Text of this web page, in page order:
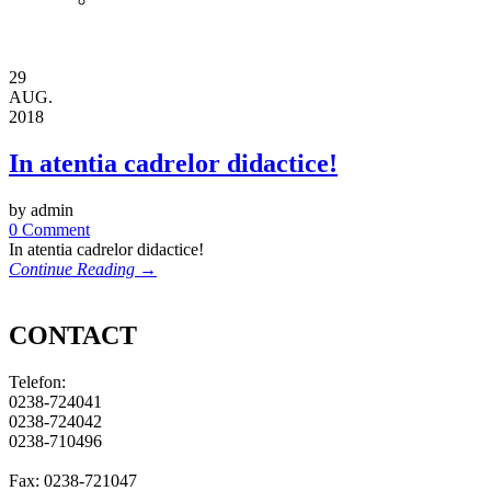
29
AUG.
2018
In atentia cadrelor didactice!
by admin
0 Comment
In atentia cadrelor didactice!
Continue Reading →
CONTACT
Telefon:
0238-724041
0238-724042
0238-710496
Fax: 0238-721047